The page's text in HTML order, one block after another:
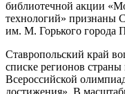
библиотечной акции
технологий»
им. М. Горького города
Ставропольский край
списке регионов страны
Всероссийской
достижения». В